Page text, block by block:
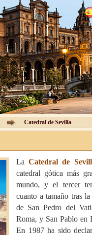
Catedral de Sevilla
LaCatedral de
catedral gótica más
mundo, y el tercer
cuanto a tamaño tras
de San Pedro del
Roma, y San Pablo en
En 1987 ha sido